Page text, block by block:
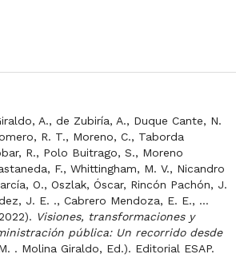
A., de Zubiría, A., Duque Cante, N.
R. T., Moreno, C., Taborda
R., Polo Buitrago, S., Moreno
F., Whittingham, M. V., Nicandro
O., Oszlak, Óscar, Rincón Pachón, J.
J. E. ., Cabrero Mendoza, E. E., …
Visiones, transformaciones y
pública: Un recorrido desde
. Molina Giraldo, Ed.). Editorial ESAP.